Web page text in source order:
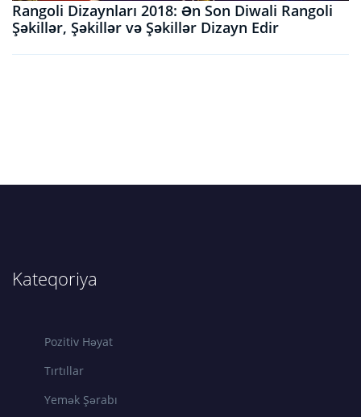
Rangoli Dizaynları 2018: Ən Son Diwali Rangoli
Şəkillər, Şəkillər və Şəkillər Dizayn Edir
Kateqoriya
Pozitiv Həyat
Tırtıllar
Yemək Şərabı